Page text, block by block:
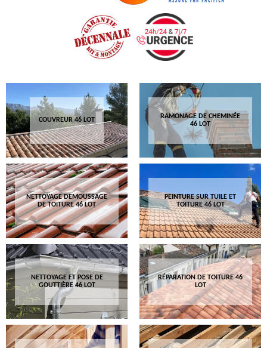
COUVREUR 46 LOT
RAMONAGE DE CHEMINÉE
46 LOT
NETTOYAGE DEMOUSSAGE
DE TOITURE 46 LOT
PEINTURE SUR TUILE ET
TOITURE 46 LOT
NETTOYAGE ET POSE DE
GOUTTIÈRE 46 LOT
RÉPARATION DE TOITURE 46
LOT